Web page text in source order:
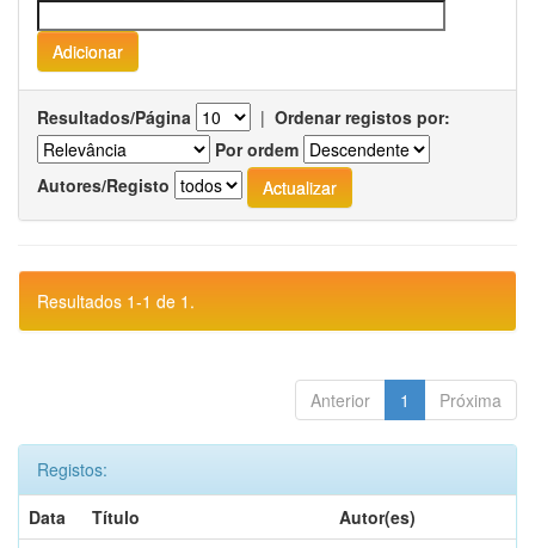
Resultados/Página | Ordenar registos por:
Por ordem
Autores/Registo
Resultados 1-1 de 1.
Anterior 1 Próxima
Registos:
Data
Título
Autor(es)